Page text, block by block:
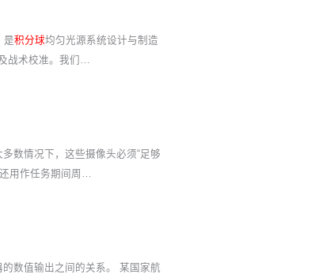
是积分球均匀光源系统设计与制造
战术校准。我们…
数情况下，这些摄像头必须“足够
用作任务期间周…
数值输出之间的关系。 某国家航